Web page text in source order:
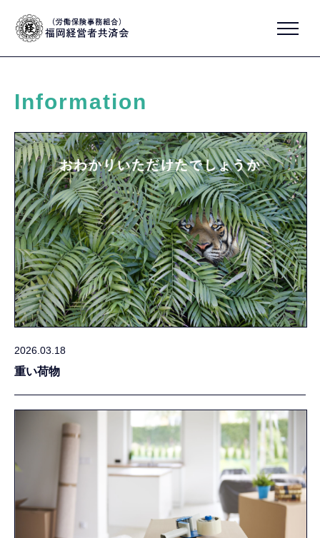
Information
2026.03.18
重い荷物